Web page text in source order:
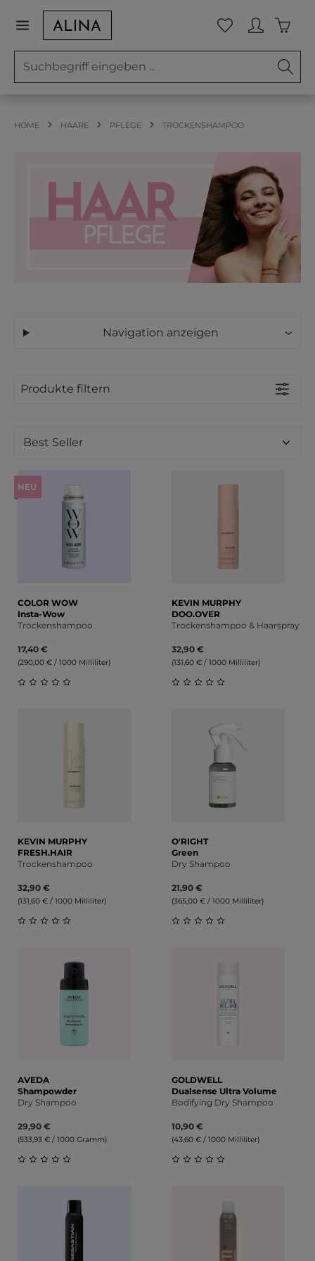
Zum Hauptinhalt springen Du hast 0
HOME HAARE PFLEGE TROCKENSHAMPOO
Navigation anzeigen
Produkte filtern
NEU
COLOR WOW
Insta-Wow
Trockenshampoo
17,40 €
(290,00 € / 1000 Milliliter)
KEVIN MURPHY
DOO.OVER
Trockenshampoo & Haarspray
32,90 €
(131,60 € / 1000 Milliliter)
KEVIN MURPHY
FRESH.HAIR
Trockenshampoo
32,90 €
(131,60 € / 1000 Milliliter)
O'RIGHT
Green
Dry Shampoo
21,90 €
(365,00 € / 1000 Milliliter)
AVEDA
Shampowder
Dry Shampoo
29,90 €
(533,93 € / 1000 Gramm)
GOLDWELL
Dualsense Ultra Volume
Bodifying Dry Shampoo
10,90 €
(43,60 € / 1000 Milliliter)